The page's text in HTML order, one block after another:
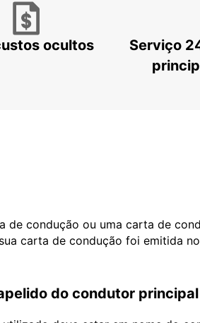
ocultos
Serviço
de condução ou uma carta de
carta de condução foi emitida
do condutor principal